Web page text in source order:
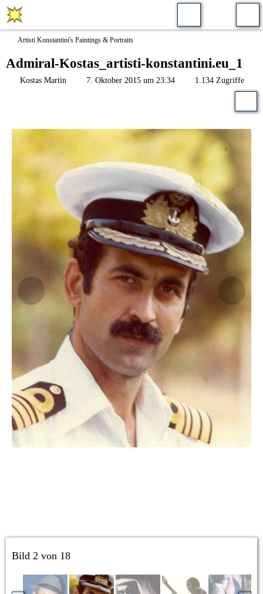
Artisti Konstantini's Paintings & Portraits
Admiral-Kostas_artisti-konstantini.eu_1
Kostas Martin 7. Oktober 2015 um 23:34 1.134 Zugriffe
Bild 2 von 18